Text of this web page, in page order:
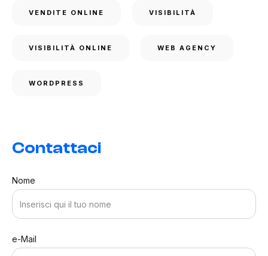
VENDITE ONLINE VISIBILITÀ
VISIBILITÀ ONLINE WEB AGENCY
WORDPRESS
Contattaci
Nome
e-Mail